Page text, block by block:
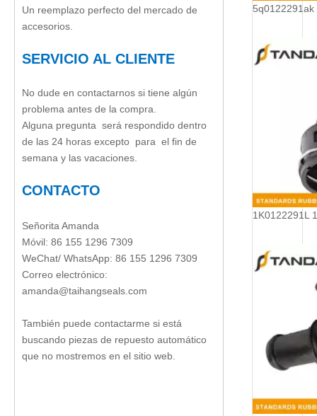
Un reemplazo perfecto del mercado de
accesorios.
SERVICIO AL CLIENTE
No dude en contactarnos si tiene algún
problema antes de la compra.
Alguna pregunta será respondido dentro
de las 24 horas excepto para el fin de
semana y las vacaciones.
CONTACTO
Señorita Amanda
Móvil: 86 155 1296 7309
WeChat/ WhatsApp: 86 155 1296 7309
Correo electrónico:
amanda@taihangseals.com
También puede contactarme si está
buscando piezas de repuesto automático
que no mostremos en el sitio web.